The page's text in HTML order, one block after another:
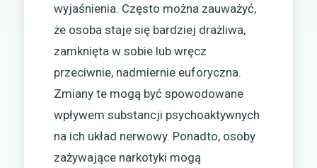
wyjaśnienia. Często można zauważyć,
że osoba staje się bardziej drażliwa,
zamknięta w sobie lub wręcz
przeciwnie, nadmiernie euforyczna.
Zmiany te mogą być spowodowane
wpływem substancji psychoaktywnych
na ich układ nerwowy. Ponadto, osoby
zażywające narkotyki mogą